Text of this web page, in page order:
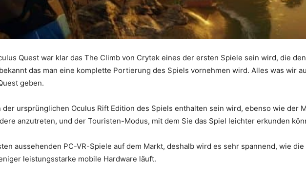
Quest war klar das The Climb von Crytek eines der ersten Spiele sein wird, die
das man eine komplette Portierung des Spiels vornehmen wird. Alles was wir
geben.
ursprünglichen Oculus Rift Edition des Spiels enthalten sein wird, ebenso wie der
anzutreten, und der Touristen-Modus, mit dem Sie das Spiel leichter erkunden
aussehenden PC-VR-Spiele auf dem Markt, deshalb wird es sehr spannend, wie
leistungsstarke mobile Hardware läuft.